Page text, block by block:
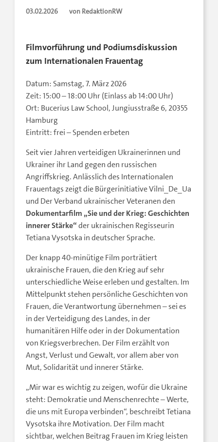
03.02.2026 von RedaktionRW
Filmvorführung und Podiumsdiskussion
zum Internationalen Frauentag
Datum: Samstag, 7. März 2026
Zeit: 15:00 – 18:00 Uhr (Einlass ab 14:00 Uhr)
Ort: Bucerius Law School, Jungiusstraße 6, 20355
Hamburg
Eintritt: frei – Spenden erbeten
Seit vier Jahren verteidigen Ukrainerinnen und
Ukrainer ihr Land gegen den russischen
Angriffskrieg. Anlässlich des Internationalen
Frauentags zeigt die Bürgerinitiative Vilni_De_Ua
und Der Verband ukrainischer Veteranen den
Dokumentarfilm „Sie und der Krieg: Geschichten
innerer Stärke“der ukrainischen Regisseurin
Tetiana Vysotska in deutscher Sprache.
Der knapp 40-minütige Film porträtiert
ukrainische Frauen, die den Krieg auf sehr
unterschiedliche Weise erleben und gestalten. Im
Mittelpunkt stehen persönliche Geschichten von
Frauen, die Verantwortung übernehmen – sei es
in der Verteidigung des Landes, in der
humanitären Hilfe oder in der Dokumentation
von Kriegsverbrechen. Der Film erzählt von
Angst, Verlust und Gewalt, vor allem aber von
Mut, Solidarität und innerer Stärke.
„Mir war es wichtig zu zeigen, wofür die Ukraine
steht: Demokratie und Menschenrechte – Werte,
die uns mit Europa verbinden“, beschreibt Tetiana
Vysotska ihre Motivation. Der Film macht
sichtbar, welchen Beitrag Frauen im Krieg leisten